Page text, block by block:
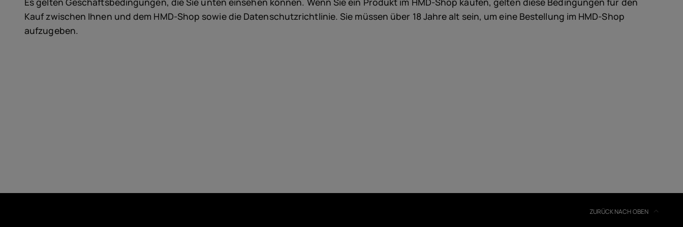
Germany
Kauf zwischen Ihnen und dem HMD-Shop sowie die Datenschutzrichtlinie. Sie müssen über 18 Jahre alt sein, um eine Bestellung im HMD-Shop
aufzugeben.
ZURÜCK NACH OBEN